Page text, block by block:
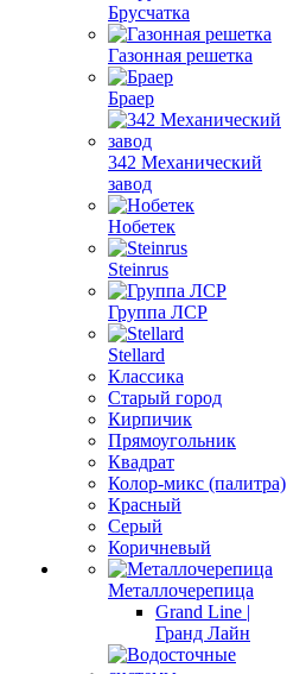
Брусчатка
Газонная решетка
Браер
342 Механический
завод
Нобетек
Steinrus
Группа ЛСР
Stellard
Классика
Старый город
Кирпичик
Прямоугольник
Квадрат
Колор-микс (палитра)
Красный
Серый
Коричневый
Металлочерепица
Grand Line |
Гранд Лайн